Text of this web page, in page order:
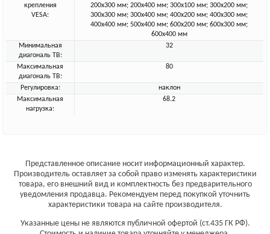
крепления
VESA:
200x300 мм; 200x400 мм; 300x100 мм; 300x200 мм;
300x300 мм; 300x400 мм; 400x200 мм; 400x300 мм;
400x400 мм; 500x400 мм; 600x200 мм; 600x300 мм;
600x400 мм
Минимальная
диагональ ТВ:
32
Максимальная
диагональ ТВ:
80
Регулировка:
наклон
Максимальная
нагрузка:
68.2
Представленное описание носит информационный характер.
Производитель оставляет за собой право изменять характеристики
товара, его внешний вид и комплектность без предварительного
уведомления продавца. Рекомендуем перед покупкой уточнить
характеристики товара на сайте производителя.
Указанные цены не являются публичной офертой (ст.435 ГК РФ).